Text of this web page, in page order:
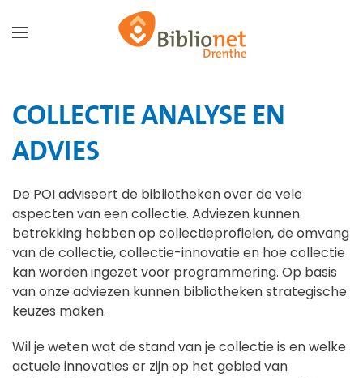
COLLECTIE ANALYSE EN
ADVIES
De POI adviseert de bibliotheken over de vele
aspecten van een collectie. Adviezen kunnen
betrekking hebben op collectieprofielen, de omvang
van de collectie, collectie-innovatie en hoe collectie
kan worden ingezet voor programmering. Op basis
van onze adviezen kunnen bibliotheken strategische
keuzes maken.
Wil je weten wat de stand van je collectie is en welke
actuele innovaties er zijn op het gebied van